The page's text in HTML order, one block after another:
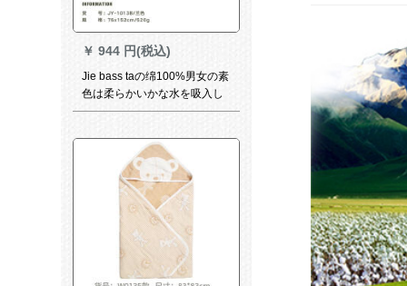
￥ 944 円(税込)
Jie bass taの绵100%男女の素
色は柔らかいかな水を吸入し
ます。可爱い家族を増やして